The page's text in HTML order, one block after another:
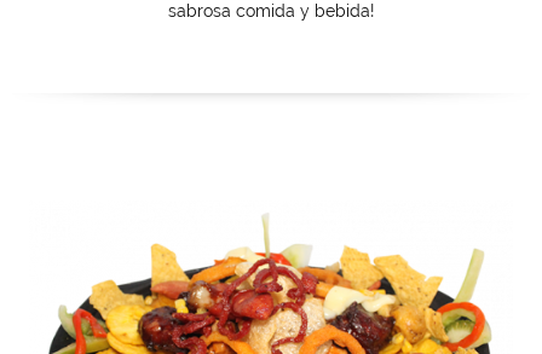
sabrosa comida y bebida!